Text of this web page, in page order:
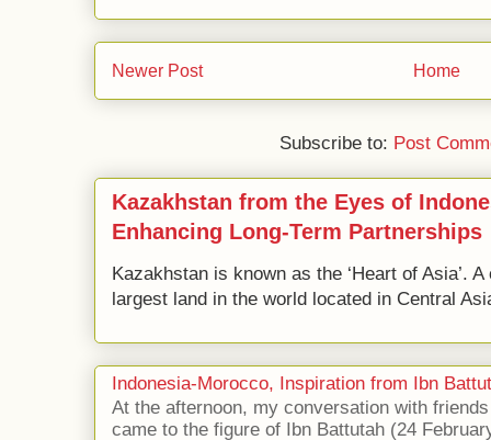
Newer Post Home
Subscribe to: Post
Kazakhstan from the Eyes of
Enhancing Long-Term Partnerships
Kazakhstan is known as the ‘Heart of Asia’.
largest land in the world located in Central
Indonesia-Morocco, Inspiration from Ibn
At the afternoon, my conversation with
came to the figure of Ibn Battutah (24